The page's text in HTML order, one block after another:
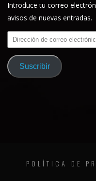
Introduce tu correo
avisos de nuevas entradas.
Dirección
de
correo
electrónico
Suscribir
POLÍTICA DE